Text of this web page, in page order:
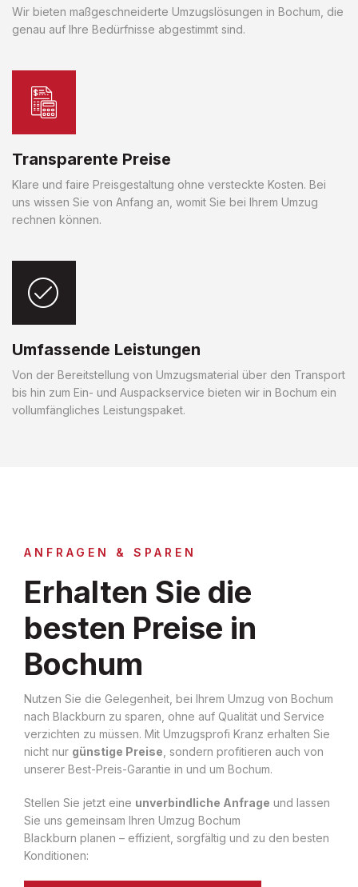
Wir bieten maßgeschneiderte Umzugslösungen in Bochum, die
genau auf Ihre Bedürfnisse abgestimmt sind.
Transparente Preise
Klare und faire Preisgestaltung ohne versteckte Kosten. Bei
uns wissen Sie von Anfang an, womit Sie bei Ihrem Umzug
rechnen können.
Umfassende Leistungen
Von der Bereitstellung von Umzugsmaterial über den Transport
bis hin zum Ein- und Auspackservice bieten wir in Bochum ein
vollumfängliches Leistungspaket.
ANFRAGEN & SPAREN
Erhalten Sie die
besten Preise in
Bochum
Nutzen Sie die Gelegenheit, bei Ihrem Umzug von Bochum
nach Blackburn zu sparen, ohne auf Qualität und Service
verzichten zu müssen. Mit Umzugsprofi Kranz erhalten Sie
nicht nur günstige Preise , sondern profitieren auch von
unserer Best-Preis-Garantie in und um Bochum.
Stellen Sie jetzt eine unverbindliche Anfrage und lassen
Sie uns gemeinsam Ihren Umzug Bochum
Blackburn planen – effizient, sorgfältig und zu den besten
Konditionen: